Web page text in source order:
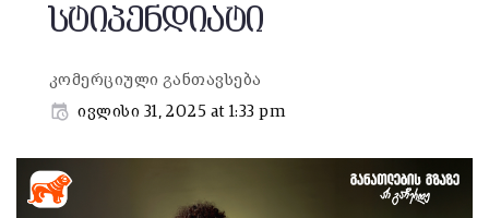
სტიპენდიატი
კომერციული განთავსება
ივლისი 31, 2025 at 1:33 pm